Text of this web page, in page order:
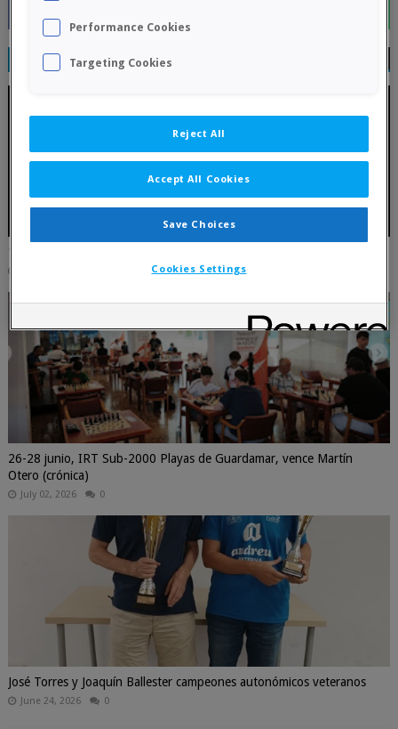
RELATED POSTS
17 julio, Primer torneo por parejas 2026 - La Primitiva
26-28 junio, IRT Sub-2000 Playas de Guardamar, vence Martín
Otero (crónica)
July 02, 2026 0
José Torres y Joaquín Ballester campeones autonómicos veteranos
June 24, 2026 0
Performance Cookies
Targeting Cookies
Reject All
Accept All Cookies
Save Choices
Cookies Settings